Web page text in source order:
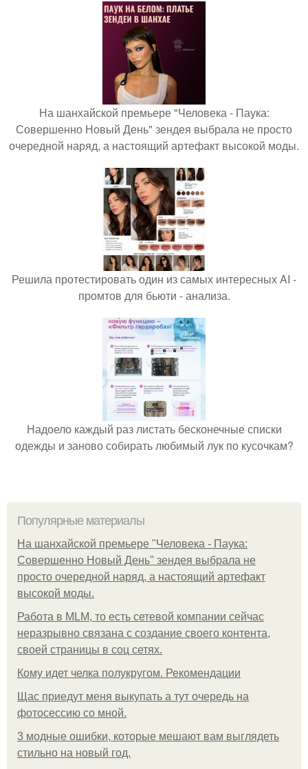
На шанхайской премьере "Человека - Паука:
Совершенно Новый День" зендея выбрала не просто
очередной наряд, а настоящий артефакт высокой моды.
Решила протестировать один из самых интересных AI -
промтов для бьюти - анализа.
Надоело каждый раз листать бесконечные списки
одежды и заново собирать любимый лук по кусочкам?
Популярные материалы
На шанхайской премьере "Человека - Паука:
Совершенно Новый День" зендея выбрала не
просто очередной наряд, а настоящий артефакт
высокой моды.
Работа в MLM, то есть сетевой компании сейчас
неразрывно связана с создание своего контента,
своей страницы в соц сетях.
Кому идет челка полукругом. Рекомендации
Щас приедут меня выкупать а тут очередь на
фотосессию со мной.
3 модные ошибки, которые мешают вам выглядеть
стильно на новый год.